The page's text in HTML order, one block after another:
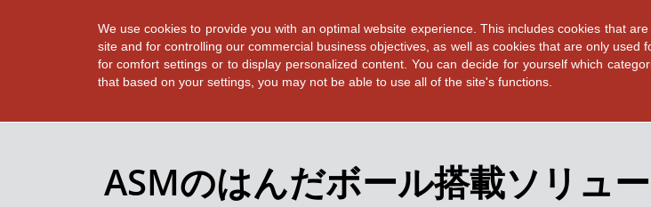
ASMのはんだボール搭載ソリュ
We use cookies to provide you with an optimal website experience. This includes cookies that
site and for controlling our commercial business objectives, as well as cookies that are only used
for comfort settings or to display personalized content. You can decide for yourself which
that based on your settings, you may not be able to use all of the site's functions.